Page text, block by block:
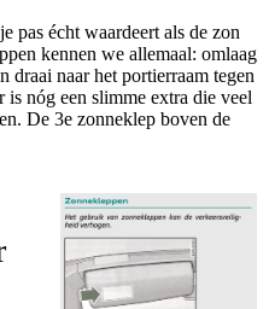
pas écht waardeert als de zon
kennen we allemaal: omlaag
draai naar het portierraam tegen
is nóg een slimme extra die veel
De 3e zonneklep boven de